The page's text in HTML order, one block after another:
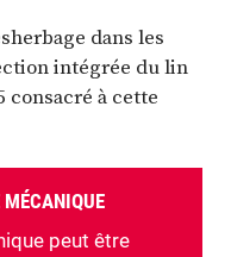
dans les
intégrée du lin
consacré à cette
MÉCANIQUE
peut être